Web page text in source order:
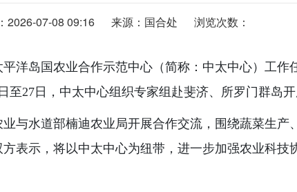
2026-07-08 09:16 来源：国合处 浏览次数：
洋岛国农业合作示范中心（简称：中太中心）工作
至27日，中太中心组织专家组赴斐济、所罗门群岛
与水道部楠迪农业局开展合作交流，围绕蔬菜生产
表示，将以中太中心为纽带，进一步加强农业科技